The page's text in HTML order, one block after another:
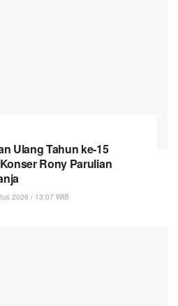
Ulang Tahun ke-15
Rony Parulian
2026 / 13:07 WIB